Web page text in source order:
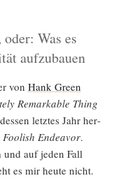
Was es
aufzubauen
von Hank Green
Remar­kab­le Thing
letz­tes Jahr her­
Endea­vor.
und auf jeden Fall
es mir heu­te nicht.